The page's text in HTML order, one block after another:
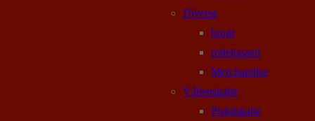
Diverse
brugt
rodekassen
Merchandise
Våbenskabe
Pistolskabe